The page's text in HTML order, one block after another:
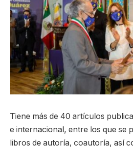
Tiene más de 40 artículos
e internacional, entre los que se
libros de autoría, coautoría, así